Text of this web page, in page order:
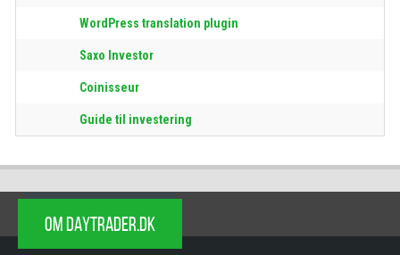
WordPress translation plugin
Saxo Investor
Coinisseur
Guide til investering
OM DAYTRADER.DK